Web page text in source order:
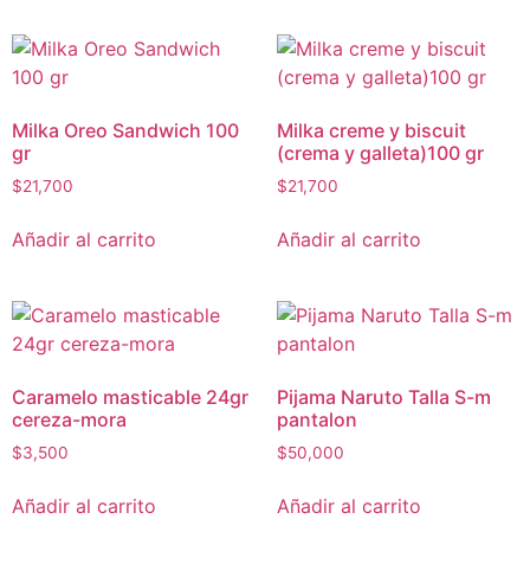
Milka Oreo Sandwich 100
gr
$21,700
Añadir al carrito
Milka creme y biscuit
(crema y galleta)100 gr
$21,700
Añadir al carrito
Caramelo masticable 24gr
cereza-mora
$3,500
Añadir al carrito
Pijama Naruto Talla S-m
pantalon
$50,000
Añadir al carrito